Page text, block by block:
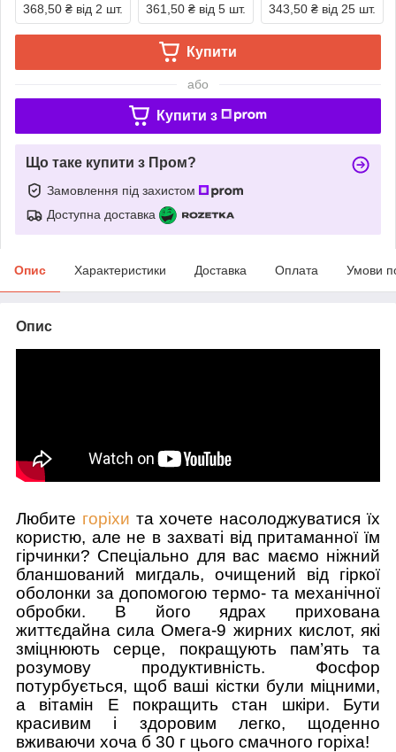
368,50 ₴ від 2 шт. 361,50 ₴ від 5 шт. 343,50 ₴ від 25 шт.
Купити
або
Купити з
Що таке купити з Пром?
Замовлення під захистом
Доступна доставка
Опис Характеристики Доставка Оплата Умови
Опис
Любите горіхи та хочете насолоджуватися їх
користю, але не в захваті від притаманної їм
гірчинки? Спеціально для вас маємо ніжний
бланшований мигдаль, очищений від гіркої
оболонки за допомогою термо- та механічної
обробки. В його ядрах прихована
життєдайна сила Омега-9 жирних кислот, які
зміцнюють серце, покращують пам’ять та
розумову продуктивність. Фосфор
потурбується, щоб ваші кістки були міцними,
а вітамін Е покращить стан шкіри. Бути
красивим і здоровим легко, щоденно
вживаючи хоча б 30 г цього смачного горіха!